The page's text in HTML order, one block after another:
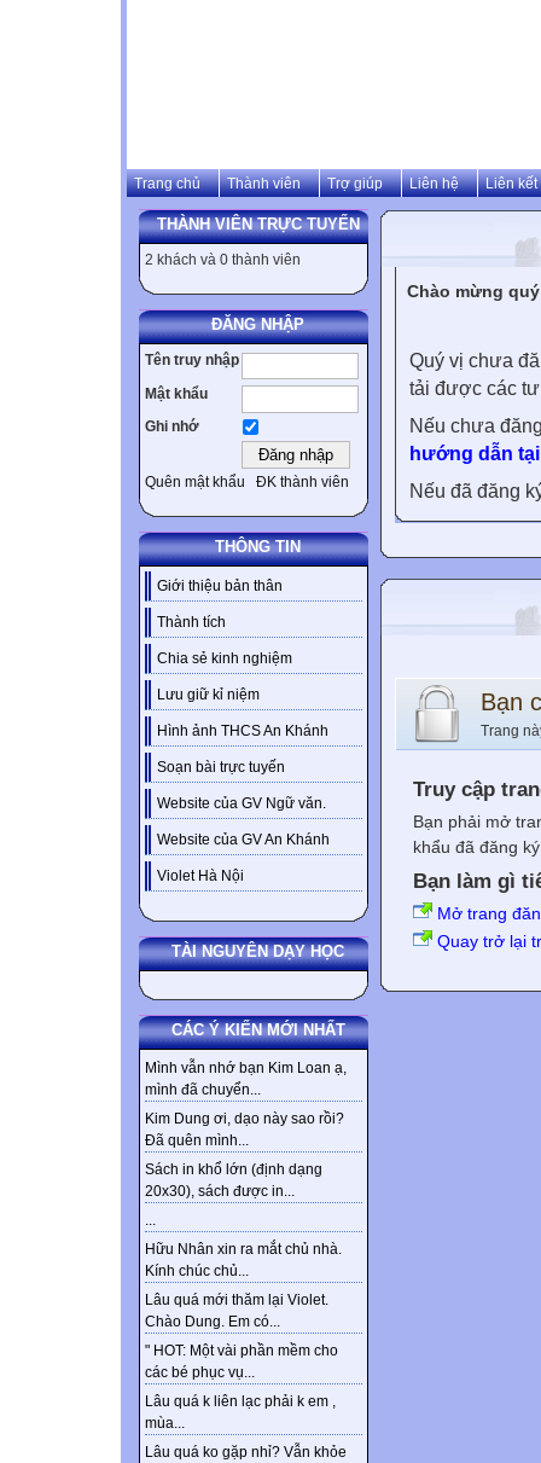
Trang chủ Thành viên Trợ giúp Liên hệ Liên kết
THÀNH VIÊN TRỰC TUYẾN
2 khách và 0 thành viên
ĐĂNG NHẬP
Tên truy nhập
Mật khẩu
Ghi nhớ
Quên mật khẩu ĐK thành viên
THÔNG TIN
Giới thiệu bản thân
Thành tích
Chia sẻ kinh nghiệm
Lưu giữ kỉ niệm
Hình ảnh THCS An Khánh
Soạn bài trực tuyến
Website của GV Ngữ văn.
Website của GV An Khánh
Violet Hà Nội
TÀI NGUYÊN DẠY HỌC
CÁC Ý KIẾN MỚI NHẤT
Mình vẫn nhớ bạn Kim Loan ạ,
mình đã chuyển...
Kim Dung ơi, dạo này sao rồi?
Đã quên mình...
Sách in khổ lớn (định dạng
20x30), sách được in...
...
Hữu Nhân xin ra mắt chủ nhà.
Kính chúc chủ...
Lâu quá mới thăm lại Violet.
Chào Dung. Em có...
" HOT: Một vài phần mềm cho
các bé phục vụ...
Lâu quá k liên lạc phải k em ,
mùa...
Lâu quá ko gặp nhỉ? Vẫn khỏe
Chào mừng
Quý vị chưa
tải được các
Nếu chưa
hướng dẫn
Nếu đã đăng
Bạn
Trang
Truy cập
Bạn phải mở
khẩu đã đăng
Bạn làm gì
Mở trang
Quay trở lại